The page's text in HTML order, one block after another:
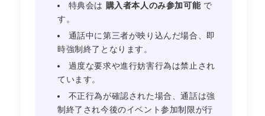
特典会は 購入者本人のみ参加可能で
す。
通話中に第三者が映り込んだ場合、即
時強制終了となります。
過度な要求や進行妨害行為は禁止され
ています。
不正行為が確認された場合、通話は強
制終了され今後のイベント参加制限が行